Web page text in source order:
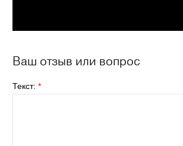
Ваш отзыв или вопрос
Текст: *